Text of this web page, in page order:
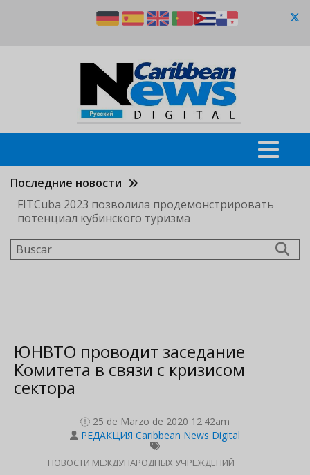
Последние новости
FITCuba 2023 позволила продемонстрировать
потенциал кубинского туризма
Buscar
ЮНВТО проводит заседание
Комитета в связи с кризисом
сектора
25 de Marzo de 2020 12:42am
РЕДАКЦИЯ Caribbean News Digital
НОВОСТИ МЕЖДУНАРОДНЫХ УЧРЕЖДЕНИЙ